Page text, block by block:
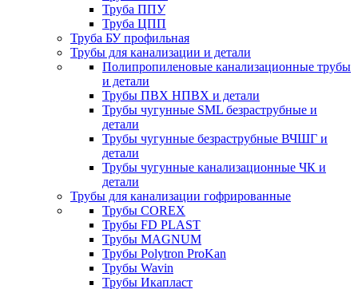
Труба ППУ
Труба ЦПП
Труба БУ профильная
Трубы для канализации и детали
Полипропиленовые канализационные трубы
и детали
Трубы ПВХ НПВХ и детали
Трубы чугунные SML безраструбные и
детали
Трубы чугунные безраструбные ВЧШГ и
детали
Трубы чугунные канализационные ЧК и
детали
Трубы для канализации гофрированные
Трубы COREX
Трубы FD PLAST
Трубы MAGNUM
Трубы Polytron ProKan
Трубы Wavin
Трубы Икапласт